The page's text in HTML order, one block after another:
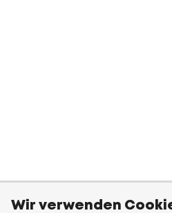
Wir verwenden